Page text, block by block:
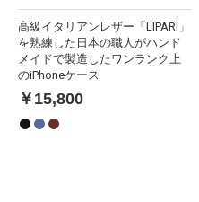
高級イタリアンレザー「LIPARI」
を熟練した日本の職人がハンド
メイドで製造したワンランク上
のiPhoneケース
￥15,800